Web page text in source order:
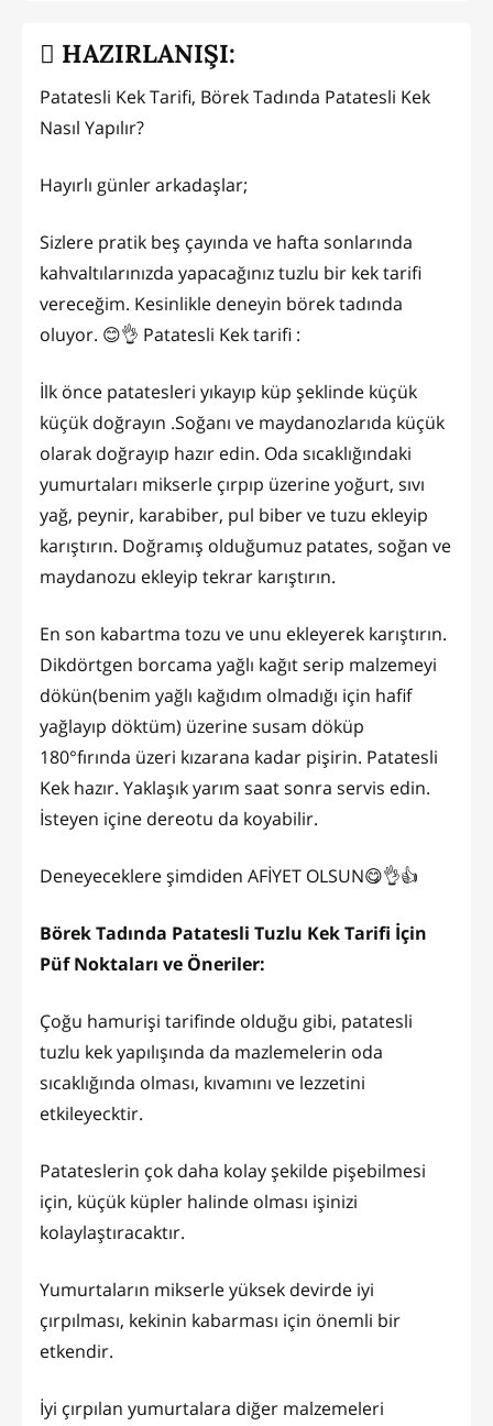
HAZIRLANIŞI:
Patatesli Kek Tarifi, Börek Tadında Patatesli Kek
Nasıl Yapılır?
Hayırlı günler arkadaşlar;
Sizlere pratik beş çayında ve hafta sonlarında
kahvaltılarınızda yapacağınız tuzlu bir kek tarifi
vereceğim. Kesinlikle deneyin börek tadında
oluyor. 😊👌 Patatesli Kek tarifi :
İlk önce patatesleri yıkayıp küp şeklinde küçük
küçük doğrayın .Soğanı ve maydanozlarıda küçük
olarak doğrayıp hazır edin. Oda sıcaklığındaki
yumurtaları mikserle çırpıp üzerine yoğurt, sıvı
yağ, peynir, karabiber, pul biber ve tuzu ekleyip
karıştırın. Doğramış olduğumuz patates, soğan ve
maydanozu ekleyip tekrar karıştırın.
En son kabartma tozu ve unu ekleyerek karıştırın.
Dikdörtgen borcama yağlı kağıt serip malzemeyi
dökün(benim yağlı kağıdım olmadığı için hafif
yağlayıp döktüm) üzerine susam döküp
180°fırında üzeri kızarana kadar pişirin. Patatesli
Kek hazır. Yaklaşık yarım saat sonra servis edin.
İsteyen içine dereotu da koyabilir.
Deneyeceklere şimdiden AFİYET OLSUN😋👌👍
Börek Tadında Patatesli Tuzlu Kek Tarifi İçin
Püf Noktaları ve Öneriler:
Çoğu hamurişi tarifinde olduğu gibi, patatesli
tuzlu kek yapılışında da mazlemelerin oda
sıcaklığında olması, kıvamını ve lezzetini
etkileyecktir.
Patateslerin çok daha kolay şekilde pişebilmesi
için, küçük küpler halinde olması işinizi
kolaylaştıracaktır.
Yumurtaların mikserle yüksek devirde iyi
çırpılması, kekinin kabarması için önemli bir
etkendir.
İyi çırpılan yumurtalara diğer malzemeleri